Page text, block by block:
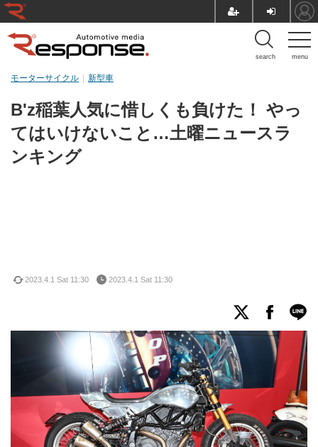
menu
search
B'z稲葉人気に惜しくも負けた！ やっ
てはいけないこと…土曜ニュースラ
ンキング
モーターサイクル 新型車
2023.4.1 Sat 11:30 2023.4.1 Sat 11:30